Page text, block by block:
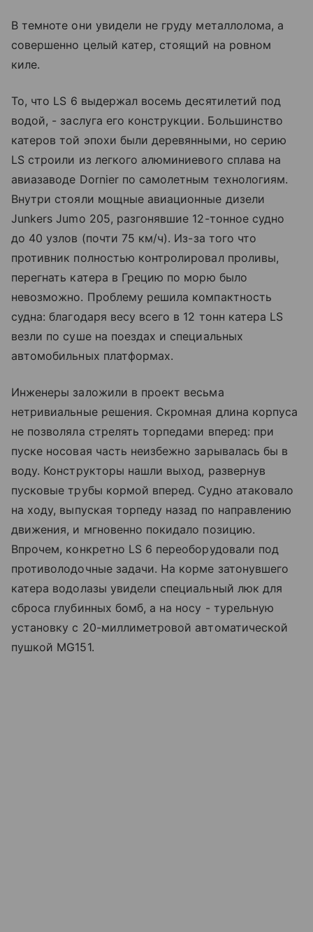
В темноте они увидели не груду металлолома, а
совершенно целый катер, стоящий на ровном
киле.
То, что LS 6 выдержал восемь десятилетий под
водой, - заслуга его конструкции. Большинство
катеров той эпохи были деревянными, но серию
LS строили из легкого алюминиевого сплава на
авиазаводе Dornier по самолетным технологиям.
Внутри стояли мощные авиационные дизели
Junkers Jumo 205, разгонявшие 12-тонное судно
до 40 узлов (почти 75 км/ч). Из-за того что
противник полностью контролировал проливы,
перегнать катера в Грецию по морю было
невозможно. Проблему решила компактность
судна: благодаря весу всего в 12 тонн катера LS
везли по суше на поездах и специальных
автомобильных платформах.
Инженеры заложили в проект весьма
нетривиальные решения. Скромная длина корпуса
не позволяла стрелять торпедами вперед: при
пуске носовая часть неизбежно зарывалась бы в
воду. Конструкторы нашли выход, развернув
пусковые трубы кормой вперед. Судно атаковало
на ходу, выпуская торпеду назад по направлению
движения, и мгновенно покидало позицию.
Впрочем, конкретно LS 6 переоборудовали под
противолодочные задачи. На корме затонувшего
катера водолазы увидели специальный люк для
сброса глубинных бомб, а на носу - турельную
установку с 20-миллиметровой автоматической
пушкой MG151.